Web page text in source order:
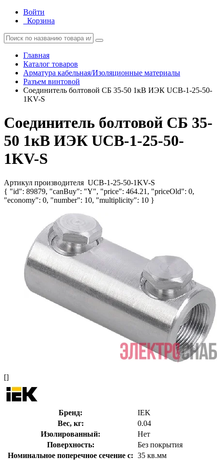
Войти
Корзина
Главная
Каталог товаров
Арматура кабельная/Изоляционные материалы
Разъем винтовой
Соединитель болтовой СБ 35-50 1кВ ИЭК UCB-1-25-50-
1KV-S
Соединитель болтовой СБ 35-
50 1кВ ИЭК UCB-1-25-50-
1KV-S
Артикул производителя UCB-1-25-50-1KV-S
{ "id": 89879, "canBuy": "Y", "price": 464.21, "priceOld": 0,
"economy": 0, "number": 10, "multiplicity": 10 }
[]
Бренд:
IEK
Вес, кг:
0.04
Изолированный:
Нет
Поверхность:
Без покрытия
Номинальное поперечное сечение с: 35 кв.мм